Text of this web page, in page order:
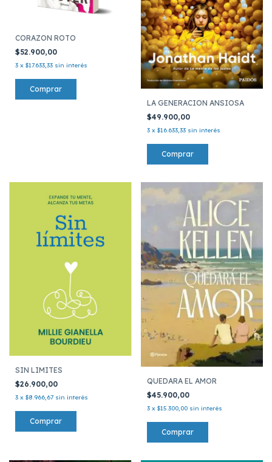
CORAZON ROTO
$52.900,00
3 x $17.633,33 sin interés
LA GENERACION ANSIOSA
$49.900,00
3 x $16.633,33 sin interés
SIN LIMITES
$26.900,00
3 x $8.966,67 sin interés
QUEDARA EL AMOR
$45.900,00
3 x $15.300,00 sin interés